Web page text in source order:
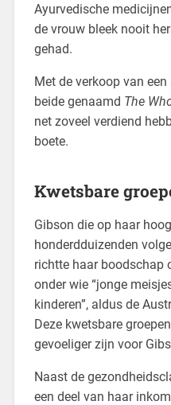
Ayurvedische
de vrouw bleek nooit
gehad.
Met de verkoop van
beide genaamd The
net zoveel verdiend
boete.
Kwetsbare
Gibson die op haar
honderdduizenden
richtte haar boodschap
onder wie “jonge
kinderen”, aldus de
Deze kwetsbare
gevoeliger zijn voor
Naast de
een deel van haar